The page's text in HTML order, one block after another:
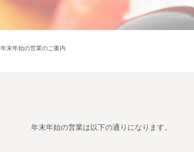
年末年始の営業のご案内
年末年始の営業は以下の通りになります。